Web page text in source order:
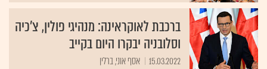
ברכבת לאוקראינה: מנהיגי פולין, צ'כיה
וסלובניה יבקרו היום בקייב
15.03.2022 אסף אוני, ברלין